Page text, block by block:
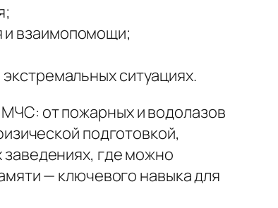
и взаимопомощи;
ситуациях.
от пожарных и водолазов
подготовкой,
где можно
— ключевого навыка для